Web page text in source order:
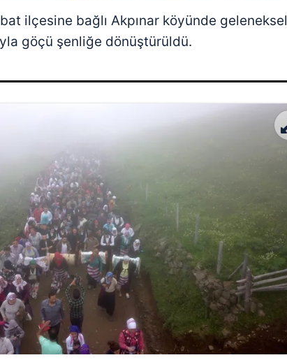
ilçesine bağlı Akpınar köyünde geleneksel
göçü şenliğe dönüştürüldü.